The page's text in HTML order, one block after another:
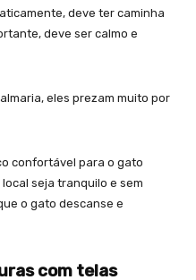
deve ter caminha
deve ser calmo e
eles prezam muito por
confortável para o gato
seja tranquilo e sem
o gato descanse e
com telas